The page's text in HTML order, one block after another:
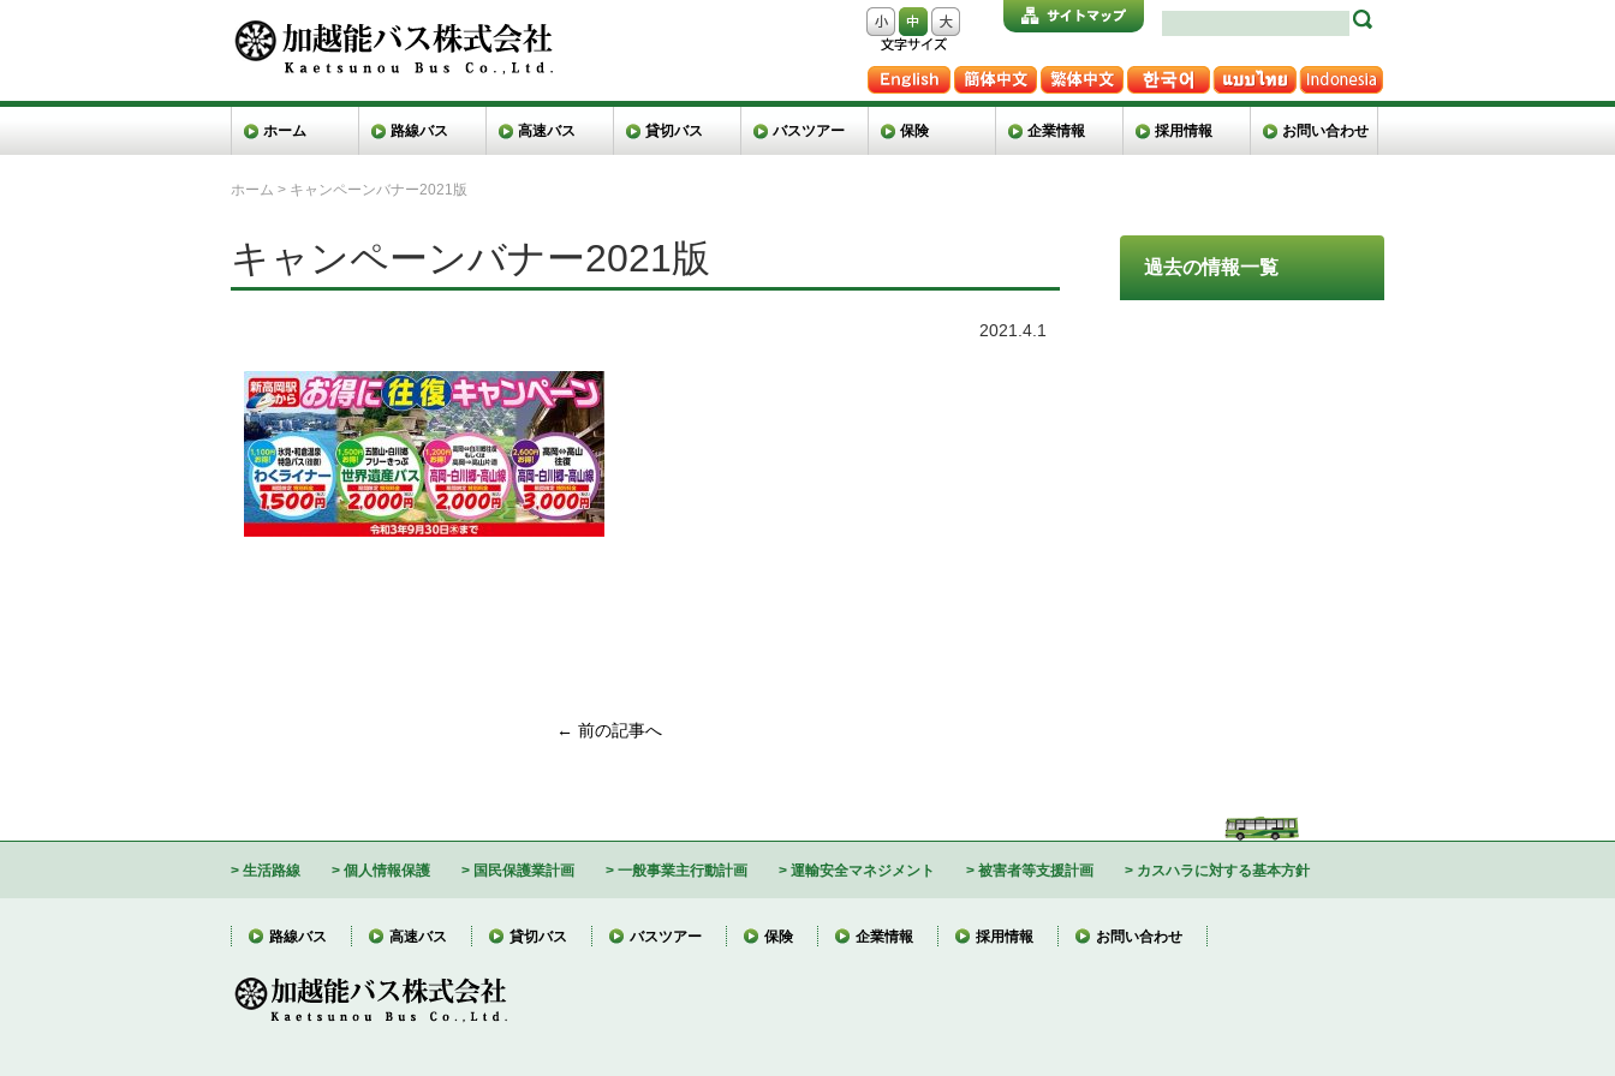
ホーム 路線バス 高速バス 貸切バス バスツアー 保険 企業情報 採用情報 お問い合わせ
ホーム > キャンペーンバナー2021版
過去の情報一覧
キャンペーンバナー2021版
2021.4.1
← 前の記事へ
生活路線 個人情報保護 国民保護業計画 一般事業主行動計画 運輸安全マネジメント 被害者等支援計画 カスハラに対する基本方針
路線バス 高速バス 貸切バス バスツアー 保険 企業情報 採用情報 お問い合わせ